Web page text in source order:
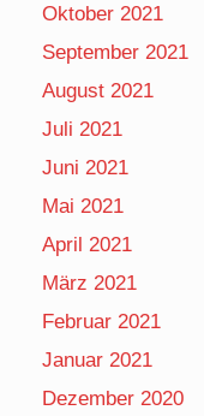
Oktober 2021
September 2021
August 2021
Juli 2021
Juni 2021
Mai 2021
April 2021
März 2021
Februar 2021
Januar 2021
Dezember 2020